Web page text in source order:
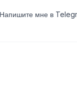
мне в